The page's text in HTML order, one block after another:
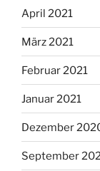
April 2021
März 2021
Februar 2021
Januar 2021
Dezember
September